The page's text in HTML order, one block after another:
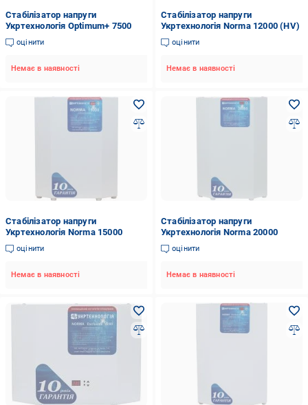
Стабілізатор напруги
Укртехнологія Optimum+ 7500
оцінити
Немає в наявності
Стабілізатор напруги
Укртехнологія Norma 12000 (HV)
оцінити
Немає в наявності
Стабілізатор напруги
Укртехнологія Norma 15000
оцінити
Немає в наявності
Стабілізатор напруги
Укртехнологія Norma 20000
оцінити
Немає в наявності